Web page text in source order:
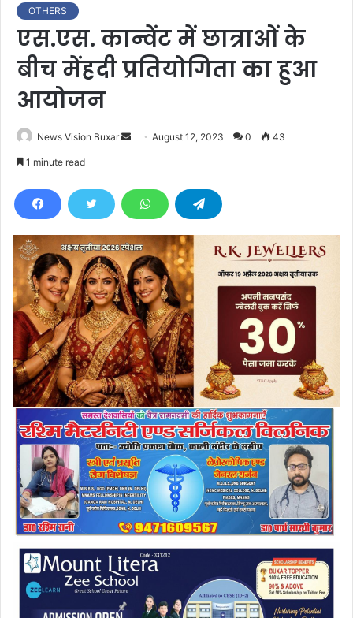
OTHERS
एस.एस. कान्वेंट में छात्राओं के
बीच मेंहदी प्रतियोगिता का हुआ
आयोजन
News Vision Buxar
d
e
m
a
i
l
August 12, 2023 0 43
1 minute read